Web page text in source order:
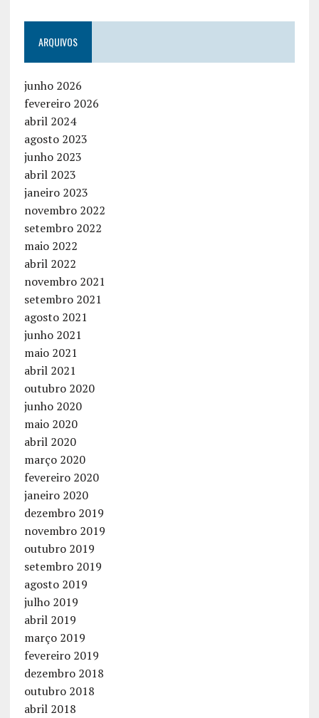
ARQUIVOS
junho 2026
fevereiro 2026
abril 2024
agosto 2023
junho 2023
abril 2023
janeiro 2023
novembro 2022
setembro 2022
maio 2022
abril 2022
novembro 2021
setembro 2021
agosto 2021
junho 2021
maio 2021
abril 2021
outubro 2020
junho 2020
maio 2020
abril 2020
março 2020
fevereiro 2020
janeiro 2020
dezembro 2019
novembro 2019
outubro 2019
setembro 2019
agosto 2019
julho 2019
abril 2019
março 2019
fevereiro 2019
dezembro 2018
outubro 2018
abril 2018